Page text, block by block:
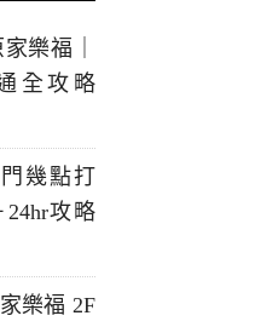
樂福｜
全攻略
幾點打
攻略
樂福 2F